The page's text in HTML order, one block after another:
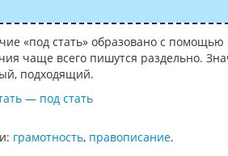
«под стать» образовано с
чаще всего пишутся раздельно.
подходящий.
— под стать
грамотность, правописание.